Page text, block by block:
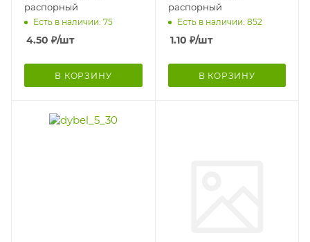
распорный
Есть в наличии: 75
4.50 ₽/шт
В КОРЗИНУ
распорный
Есть в наличии: 852
1.10 ₽/шт
В КОРЗИНУ